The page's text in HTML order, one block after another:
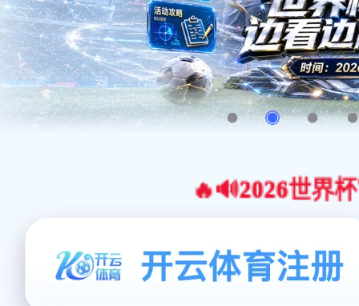
🔥🔊2026世界杯官网